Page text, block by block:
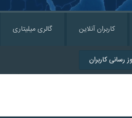
کاربران آنلاین گالری میلیتاری
رسانی کاربران